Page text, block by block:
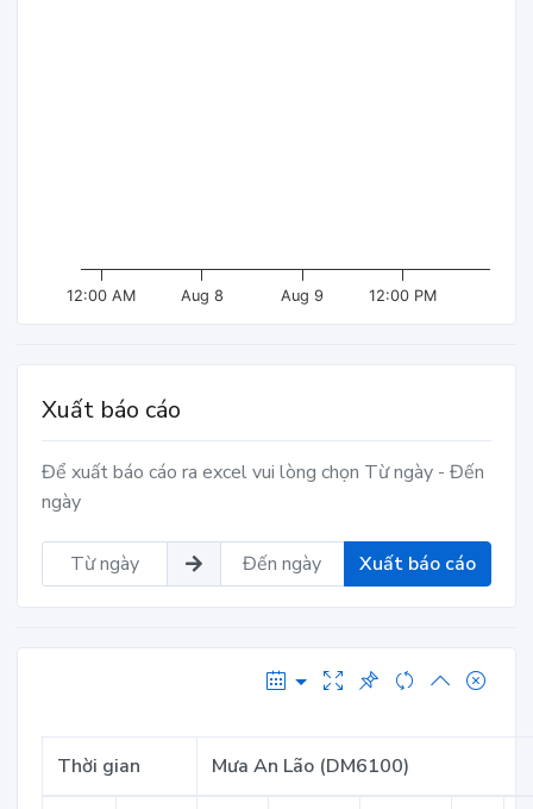
12:00 AM Aug 8 Aug 9 12:00 PM
Xuất báo cáo
Để xuất báo cáo ra excel vui lòng chọn Từ ngày - Đến
ngày
Xuất báo cáo
Thời gian Mưa An Lão (DM6100)